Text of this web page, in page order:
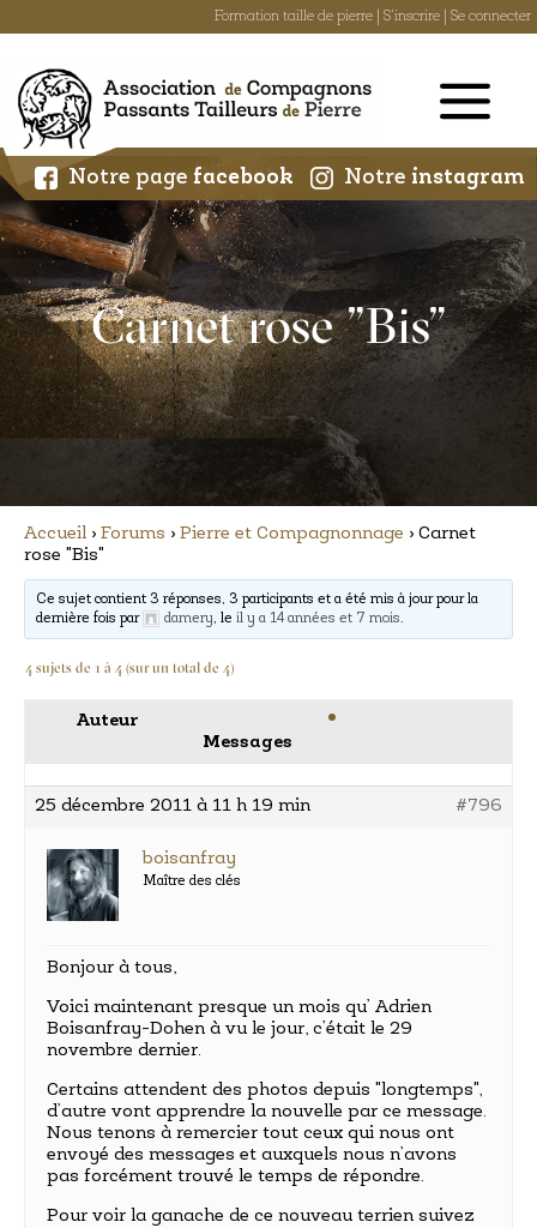
Formation taille de pierre S'inscrire Se connecter
content
Notre page facebook Notre instagram
Carnet rose "Bis"
Accueil › Forums › Pierre et Compagnonnage › Carnet
rose "Bis"
Ce sujet contient 3 réponses, 3 participants et a été mis à jour pour la
dernière fois par
damery, leil y a 14 années et 7 mois.
4 sujets de 1 à 4 (sur un total de 4)
Auteur
Messages
25 décembre 2011 à 11 h 19 min #796
boisanfray
Maître des clés
Bonjour à tous,
Voici maintenant presque un mois qu’ Adrien
Boisanfray-Dohen à vu le jour, c’était le 29
novembre dernier.
Certains attendent des photos depuis "longtemps",
d’autre vont apprendre la nouvelle par ce message.
Nous tenons à remercier tout ceux qui nous ont
envoyé des messages et auxquels nous n’avons
pas forcément trouvé le temps de répondre.
Pour voir la ganache de ce nouveau terrien suivez